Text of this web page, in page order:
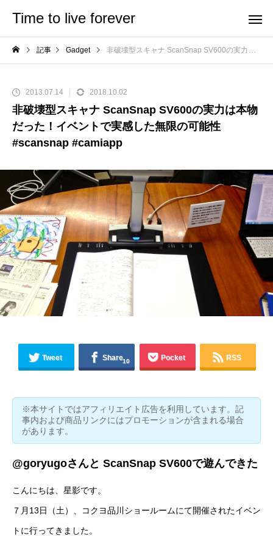
Time to live forever
記事 Gadget 非破壊型スキャナ ScanSnap SV600の実力は本物だった！イベントで実感した無限の可能性 #scansnap #camiapp
2013.07.14 2018.10.02
非破壊型スキャナ ScanSnap SV600の実力は本物
だった！イベントで実感した無限の可能性
#scansnap #camiapp
Tweet Share10 Pocket RSS
※本サイトではアフィリエイト広告を利用しています。記
事内および商品リンクにはプロモーションが含まれる場合
があります。
@goryugoさんと ScanSnap SV600で遊んできた
こんにちは、 星影です。
７月13日（土）、コクヨ品川ショールームにて開催されたイベン
トに行ってきました。